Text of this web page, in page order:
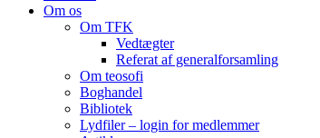
Om os
Om TFK
Vedtægter
Referat af generalforsamling
Om teosofi
Boghandel
Bibliotek
Lydfiler – login for medlemmer